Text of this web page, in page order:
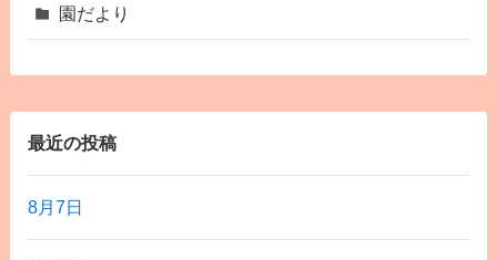
園だより
最近の投稿
8月7日